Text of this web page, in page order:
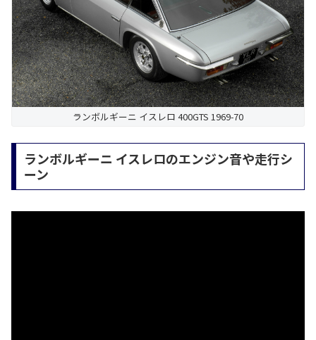
ランボルギーニ イスレロ 400GTS 1969-70
ランボルギーニ イスレロのエンジン音や走行シ
ーン